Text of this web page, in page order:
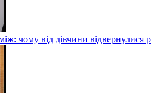
чому від дівчини відвернулися